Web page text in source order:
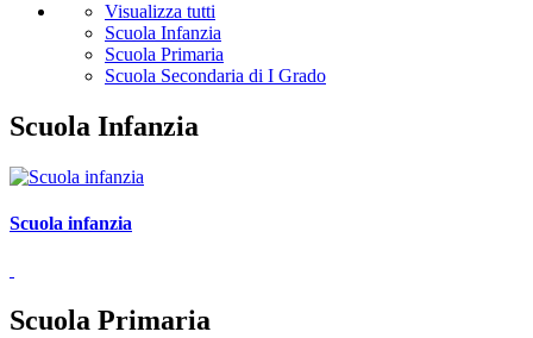
Visualizza tutti
Scuola Infanzia
Scuola Primaria
Scuola Secondaria di I Grado
Scuola Infanzia
Scuola infanzia
Scuola Primaria